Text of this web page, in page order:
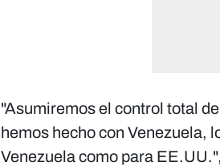
"Asumiremos el control total
hemos hecho con Venezuela,
Venezuela como para